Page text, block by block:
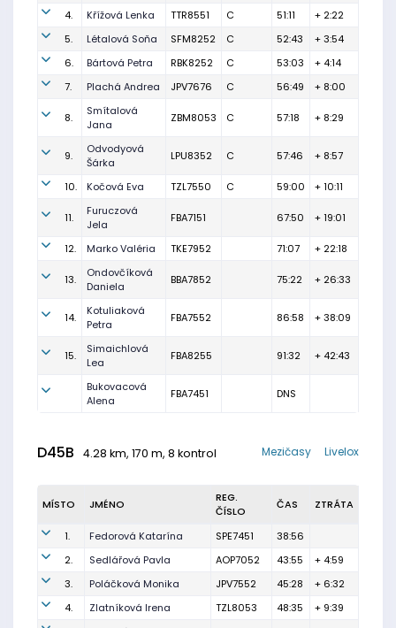
4. Křížová Lenka TTR8551 C 51:11
+ 2:22
5.
Létalová Soňa SFM8252 C 52:43
+ 3:54
6.
Bártová Petra RBK8252 C 53:03
+ 4:14
7.
Plachá Andrea JPV7676 C 56:49 + 8:00
8.
Smítalová
Jana
ZBM8053 C 57:18 + 8:29
9.
Odvodyová
Šárka
LPU8352 C 57:46 + 8:57
10. Kočová Eva TZL7550 C 59:00 + 10:11
11.
Furuczová
Jela
FBA7151 67:50 + 19:01
12. Marko Valéria TKE7952 71:07 + 22:18
13.
Ondovčíková
Daniela
BBA7852 75:22 + 26:33
14.
Kotuliaková
Petra
FBA7552 86:58 + 38:09
15.
Simaichlová
Lea
FBA8255 91:32 + 42:43
Bukovacová
Alena
FBA7451 DNS
D45B 4.28 km, 170 m, 8 kontrol Livelox
Mezičasy
MÍSTO JMÉNO
REG.
ČÍSLO
ČAS ZTRÁTA
1. Fedorová Katarína SPE7451
38:56
2.
Sedlářová Pavla AOP7052 43:55
+ 4:59
3.
Poláčková Monika JPV7552 45:28
+ 6:32
4.
Zlatníková Irena TZL8053 48:35
+ 9:39